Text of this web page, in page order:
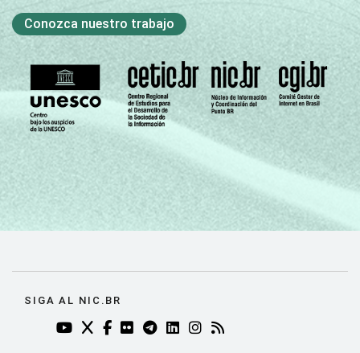
Conozca nuestro trabajo
SIGA AL NIC.BR
YOUTUBE DO NIC.BR (ABRE EM NOVA ABA)
TWITTER DO NIC.BR (ABRE EM NOVA ABA)
FACEBOOK DO NIC.BR (ABRE EM NOVA
FLICKR DO NIC.BR (ABRE EM NOVA
TELEGRAM DO NIC.BR (ABRE EM
LINKEDIN DO NIC.BR (ABRE
INSTAGRAM DO NIC.BR
RSS DO NIC.BR (ABRE